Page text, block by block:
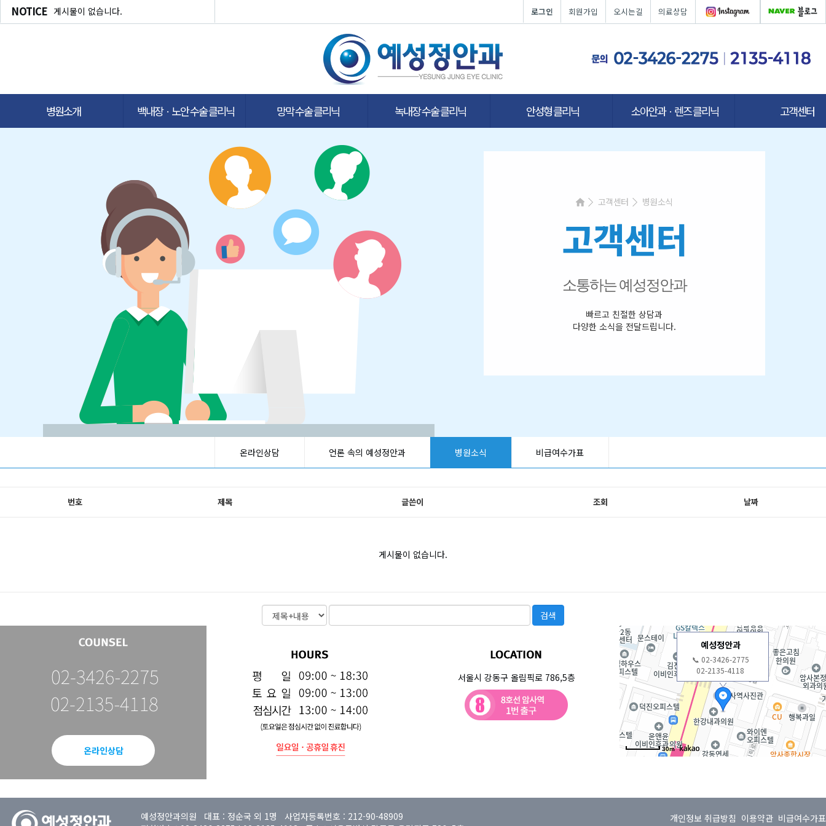
NOTICE 게시물이 없습니다. 로그인 회원가입 오시는길 의료상담
병원소개 백내장ㆍ노안 수술 클리닉 망막 수술 클리닉 녹내장 수술 클리닉 안성형 클리닉 소아안과ㆍ렌즈 클리닉 고객센터
고객센터 병원소식
고객센터
소통하는 예성정안과
빠르고 친절한 상담과
다양한 소식을 전달드립니다.
온라인상담 언론 속의 예성정안과 병원소식 비급여수가표
번호 제목 글쓴이 조회 날짜
게시물이 없습니다.
온라인상담
서울시 강동구 올림픽로 786,5층
예성정안과
📞 02-3426-2775
02-2135-4118
30m
예성정안과의원 대표 : 정순국 외 1명 사업자등록번호 : 212-90-48909
개인정보 취급방침 이용약관 비급여수가표